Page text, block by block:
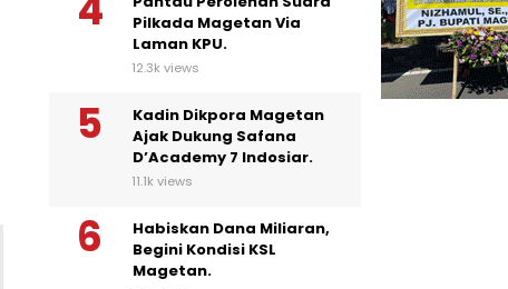
Pilkada Magetan Via
Laman KPU.
12.3k views
Kadin Dikpora Magetan
Ajak Dukung Safana
D’Academy 7 Indosiar.
11.1k views
Habiskan Dana Miliaran,
Begini Kondisi KSL
Magetan.